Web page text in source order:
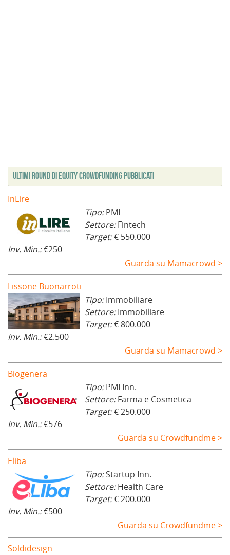
Ultimi Round di Equity Crowdfunding Pubblicati
InLire
Tipo:PMI
Settore:Fintech
Target:€ 550.000
Inv. Min.:€250
Guarda su Mamacrowd >
Lissone Buonarroti
Tipo:Immobiliare
Settore:Immobiliare
Target:€ 800.000
Inv. Min.:€2.500
Guarda su Mamacrowd >
Biogenera
Tipo:PMI Inn.
Settore:Farma e Cosmetica
Target:€ 250.000
Inv. Min.:€576
Guarda su Crowdfundme >
Eliba
Tipo:Startup Inn.
Settore:Health Care
Target:€ 200.000
Inv. Min.:€500
Guarda su Crowdfundme >
Soldidesign